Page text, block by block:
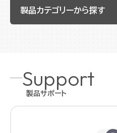
製品カテゴリーから探す
Support
製品サポート